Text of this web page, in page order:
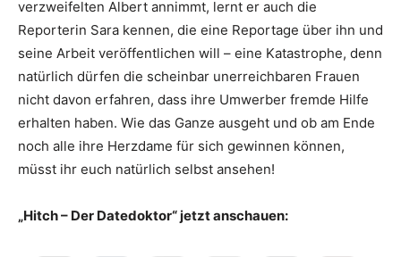
verzweifelten Albert annimmt, lernt er auch die
Reporterin Sara kennen, die eine Reportage über ihn und
seine Arbeit veröffentlichen will – eine Katastrophe, denn
natürlich dürfen die scheinbar unerreichbaren Frauen
nicht davon erfahren, dass ihre Umwerber fremde Hilfe
erhalten haben. Wie das Ganze ausgeht und ob am Ende
noch alle ihre Herzdame für sich gewinnen können,
müsst ihr euch natürlich selbst ansehen!
„Hitch – Der Datedoktor“ jetzt anschauen: